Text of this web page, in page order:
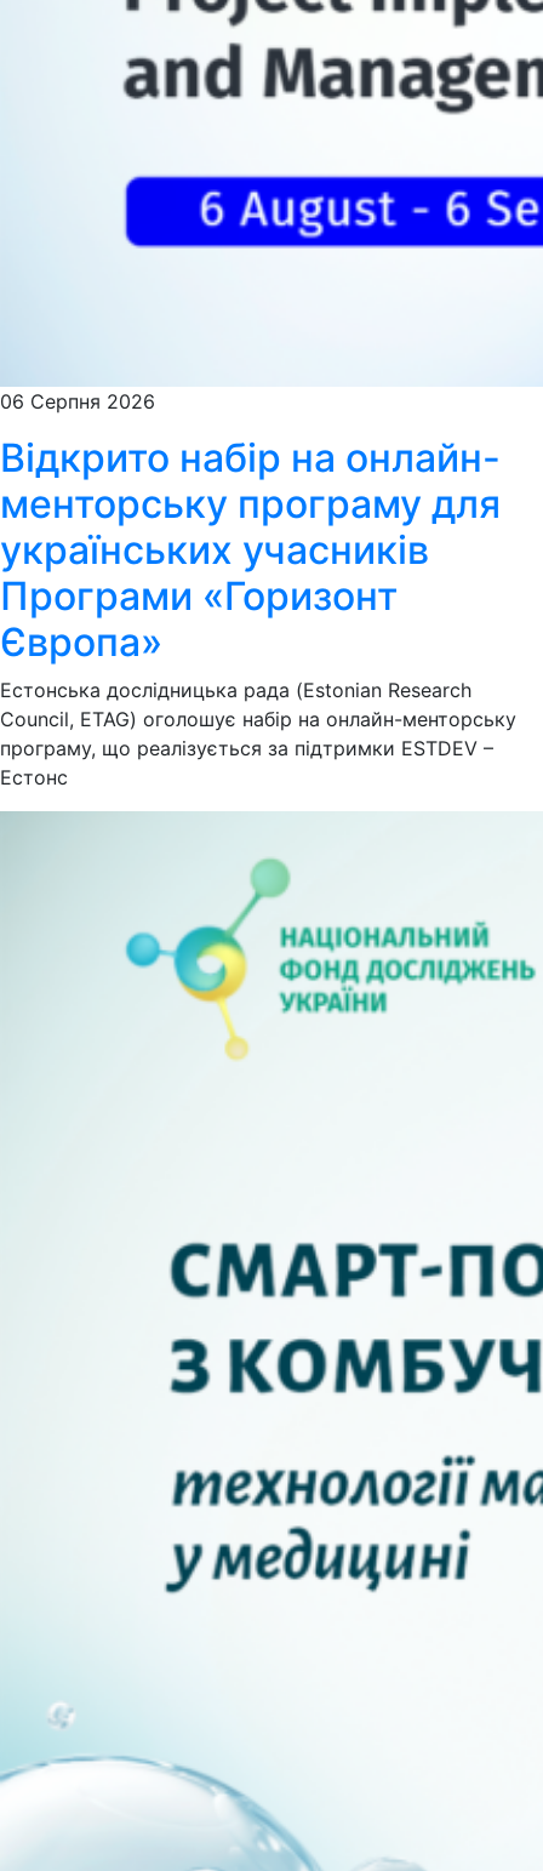
06 Серпня 2026
Відкрито набір на онлайн-
менторську програму для
українських учасників
Програми «Горизонт
Європа»
Естонська дослідницька рада (Estonian Research
Council, ETAG) оголошує набір на онлайн-менторську
програму, що реалізується за підтримки ESTDEV –
Естонс